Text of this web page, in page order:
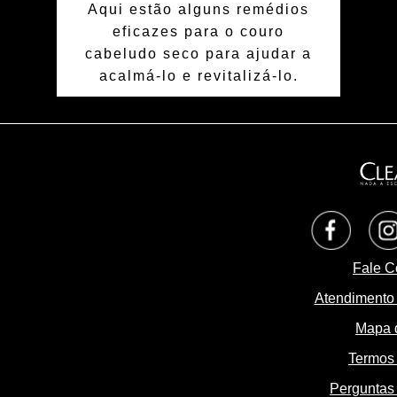
Aqui estão alguns remédios
eficazes para o couro
cabeludo seco para ajudar a
acalmá-lo e revitalizá-lo.
Opens
Fale
Mapa